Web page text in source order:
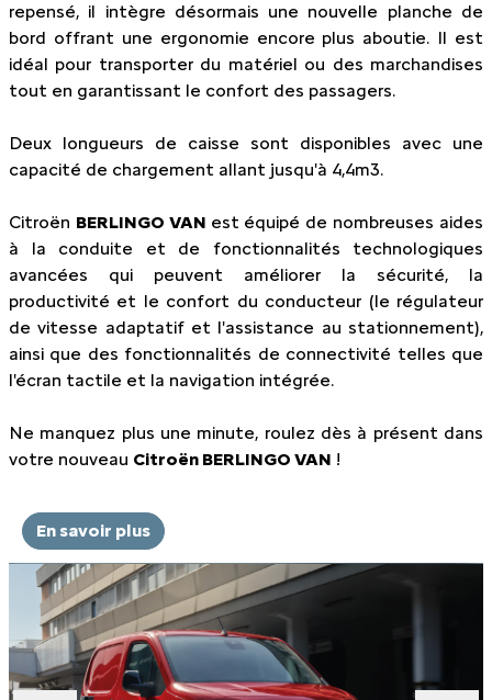
repensé, il intègre désormais une nouvelle planche de
bord offrant une ergonomie encore plus aboutie. Il est
idéal pour transporter du matériel ou des marchandises
tout en garantissant le confort des passagers.
Deux longueurs de caisse sont disponibles avec une
capacité de chargement allant jusqu'à 4,4m3.
Citroën BERLINGO VAN est équipé de nombreuses aides
à la conduite et de fonctionnalités technologiques
avancées qui peuvent améliorer la sécurité, la
productivité et le confort du conducteur (le régulateur
de vitesse adaptatif et l'assistance au stationnement),
ainsi que des fonctionnalités de connectivité telles que
l'écran tactile et la navigation intégrée.
Ne manquez plus une minute, roulez dès à présent dans
votre nouveau Citroën BERLINGO VAN !
En savoir plus
Slide 1 of 4